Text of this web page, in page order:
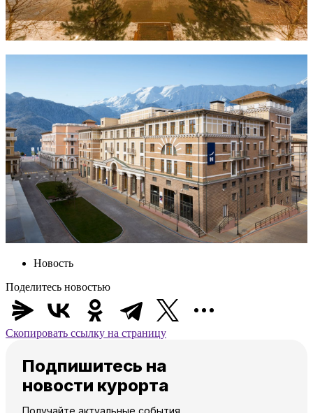
Новость
Поделитесь новостью
Скопировать ссылку на страницу
Подпишитесь на
новости курорта